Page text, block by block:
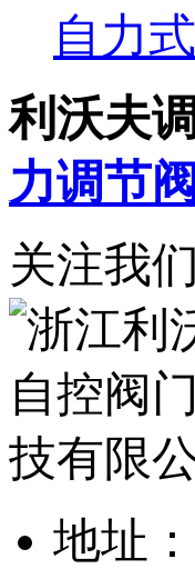
自力
利沃夫
力调节阀
关注我
地址